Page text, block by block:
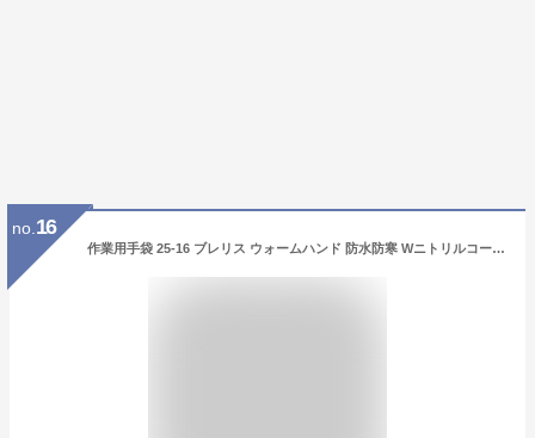
no. 16
作業用手袋 25-16 ブレリス ウォームハンド 防水防寒 Wニトリルコーティング 防水手袋 防水 防寒 防油 防滑 作業 手袋 グローブ 水場 作業用品 作業用手袋 建築 土木 農水産 林業、清掃 園芸 アウトドア 物流 水場作業 雨天 屋外作業 富士手袋 FUJITE Brelis